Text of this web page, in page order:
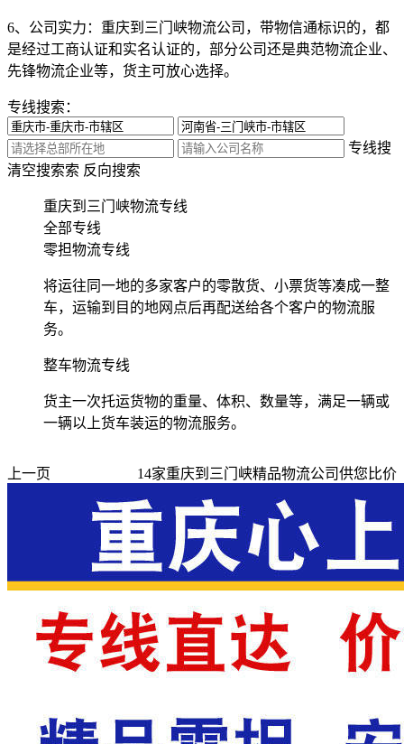
6、公司实力： 重庆到三门峡物流公司，带物信通标识的，都
是经过工商认证和实名认证的，部分公司还是典范物流企业、
先锋物流企业等，货主可放心选择。
专线搜索：
专线搜
索 反向搜索
清空搜索
重庆到三门峡物流专线
全部专线
零担物流专线
将运往同一地的多家客户的零散货、小票货等凑成一整
车，运输到目的地网点后再配送给各个客户的物流服
务。
整车物流专线
货主一次托运货物的重量、体积、数量等，满足一辆或
一辆以上货车装运的物流服务。
14家重庆到三门峡精品物流公司供您比价
上一页